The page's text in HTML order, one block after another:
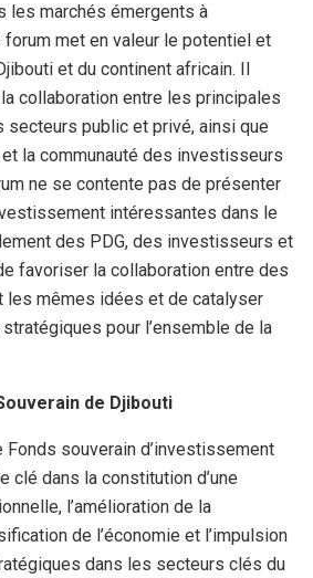
les marchés émergents à
forum met en valeur le potentiel et
et du continent africain. Il
collaboration entre les principales
secteurs public et privé, ainsi que
la communauté des investisseurs
ne se contente pas de présenter
intéressantes dans le
des PDG, des investisseurs et
favoriser la collaboration entre des
les mêmes idées et de catalyser
pour l’ensemble de la
de Djibouti
Fonds souverain d’investissement
clé dans la constitution d’une
l’amélioration de la
de l’économie et l’impulsion
dans les secteurs clés du